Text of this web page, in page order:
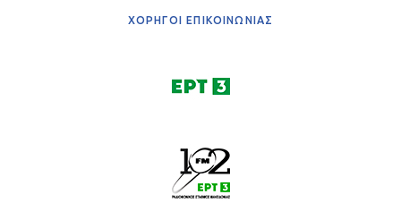
ΧΟΡΗΓΟΙ ΕΠΙΚΟΙΝΩΝΙΑΣ